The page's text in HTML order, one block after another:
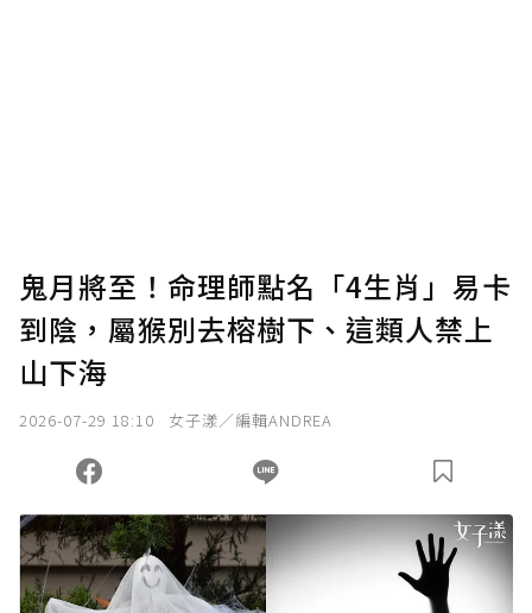
確認送出
您當前剩餘 U 利點數：0點；前往 購買點數
鬼月將至！命理師點名「4生肖」易卡
到陰，屬猴別去榕樹下、這類人禁上
山下海
2026-07-29 18:10 女子漾／編輯ANDREA